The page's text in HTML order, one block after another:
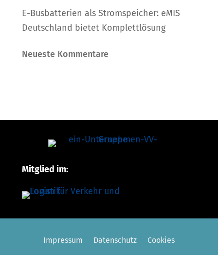
E-Busbatterien als Stromspeicher: eMIS
Deutschland bietet Komplettlösung
Neueste Kommentare
Mitglied im:
Impressum Datenschutz Cookies